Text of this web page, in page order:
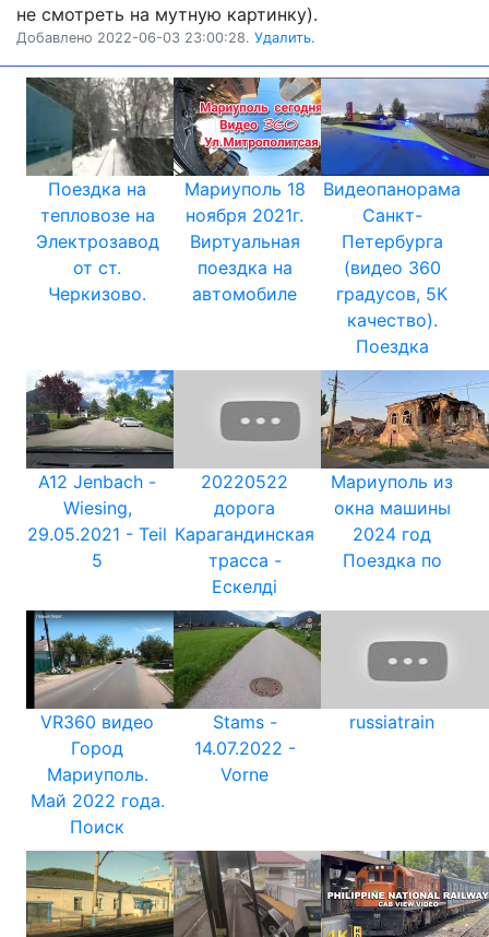
не смотреть на мутную картинку).
Добавлено 2022-06-03 23:00:28. Удалить.
Поездка на
тепловозе на
Электрозавод
от ст.
Черкизово.
Мариуполь 18
ноября 2021г.
Виртуальная
поездка на
автомобиле
Видеопанорама
Санкт-
Петербурга
(видео 360
градусов, 5К
качество).
Поездка
A12 Jenbach -
Wiesing,
29.05.2021 - Teil
5
20220522
дорога
Карагандинская
трасса -
Ескелдi
Мариуполь из
окна машины
2024 год
Поездка по
VR360 видео
Город
Мариуполь.
Май 2022 года.
Поиск
Stams -
14.07.2022 -
Vorne
russiatrain